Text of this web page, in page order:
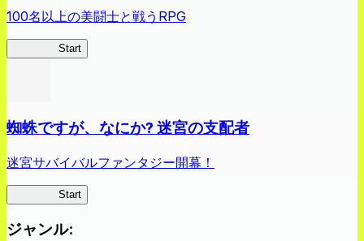
100名以上の美闘士と戦うRPG
Start
蜘蛛ですが、なにか? 迷宮の支配者
迷宮サバイバルファンタジー開幕！
Start
ジャンル: